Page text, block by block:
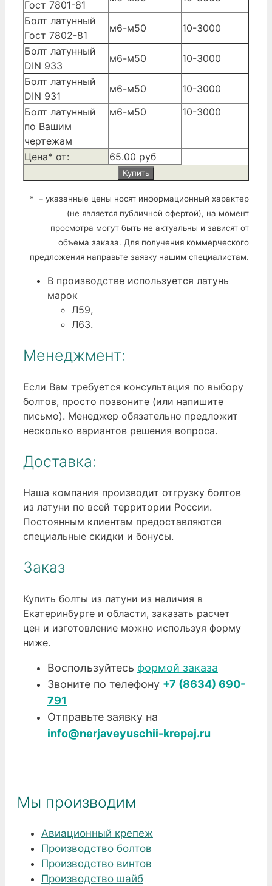
Гост 7801-81
Болт латунный
Гост 7802-81
м6-м50
10-3000
Болт латунный
DIN 933
м6-м50
10-3000
Болт латунный
DIN 931
м6-м50
10-3000
Болт латунный
по Вашим
чертежам
м6-м50 10-3000
Цена* от: 65.00 руб
Купить
* – указанные цены носят информационный характер
(не является публичной офертой), на момент
просмотра могут быть не актуальны и зависят от
объема заказа. Для получения коммерческого
предложения направьте заявку нашим специалистам.
В производстве используется латунь
марок
Л59,
Л63.
Менеджмент:
Если Вам требуется консультация по выбору
болтов, просто позвоните (или напишите
письмо). Менеджер обязательно предложит
несколько вариантов решения вопроса.
Доставка:
Наша компания производит отгрузку болтов
из латуни по всей территории России.
Постоянным клиентам предоставляются
специальные скидки и бонусы.
Заказ
Купить болты из латуни из наличия в
Екатеринбурге и области, заказать расчет
цен и изготовление можно используя форму
ниже.
Воспользуйтесь формой заказа
Звоните по телефону +7 (8634) 690-
791
Отправьте заявку на
info@nerjaveyuschii-krepej.ru
Мы производим
Авиационный крепеж
Производство болтов
Производство винтов
Производство шайб